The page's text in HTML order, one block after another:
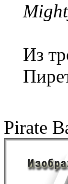
Из
Pirate